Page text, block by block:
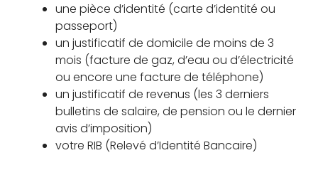
une pièce d’identité (carte d’identité ou
passeport)
un justificatif de domicile de moins de 3
mois (facture de gaz, d’eau ou d’électricité
ou encore une facture de téléphone)
un justificatif de revenus (les 3 derniers
bulletins de salaire, de pension ou le dernier
avis d’imposition)
votre RIB (Relevé d’Identité Bancaire)